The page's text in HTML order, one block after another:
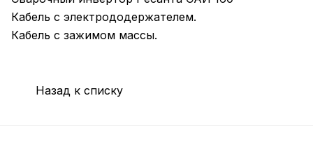
Кабель с электрододержателем.
Кабель с зажимом массы.
Назад к списку